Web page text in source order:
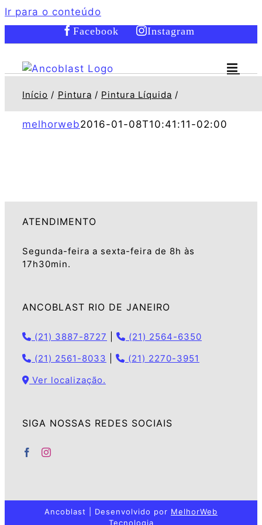
Ir para o conteúdo
Facebook Instagram
Início Pintura Pintura Líquida
melhorweb2016-01-08T10:41:11-02:00
ATENDIMENTO
Segunda-feira a sexta-feira de 8h às
17h30min.
ANCOBLAST RIO DE JANEIRO
(21) 3887-8727
(21) 2564-6350
(21) 2561-8033
(21) 2270-3951
Ver localização.
SIGA NOSSAS REDES SOCIAIS
Ancoblast | Desenvolvido por MelhorWeb
Tecnologia